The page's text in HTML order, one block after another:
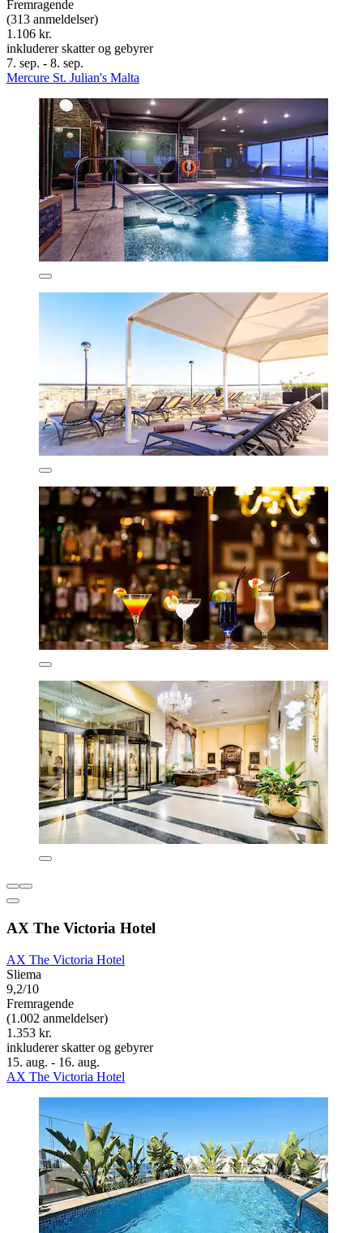
Fremragende
(313 anmeldelser)
1.106 kr.
inkluderer skatter og gebyrer
7. sep. - 8. sep.
Mercure St. Julian's Malta
AX The Victoria Hotel
AX The Victoria Hotel
Sliema
9,2/10
Fremragende
(1.002 anmeldelser)
1.353 kr.
inkluderer skatter og gebyrer
15. aug. - 16. aug.
AX The Victoria Hotel